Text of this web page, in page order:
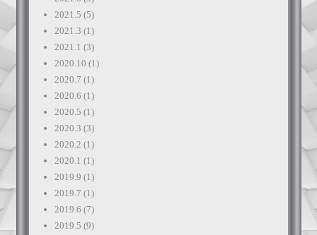
2021.5 (5)
2021.3 (1)
2021.1 (3)
2020.10 (1)
2020.7 (1)
2020.6 (1)
2020.5 (1)
2020.3 (3)
2020.2 (1)
2020.1 (1)
2019.9 (1)
2019.7 (1)
2019.6 (7)
2019.5 (9)